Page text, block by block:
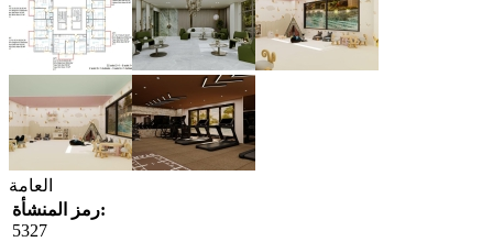
العامة
رمز المنشأة:
5327